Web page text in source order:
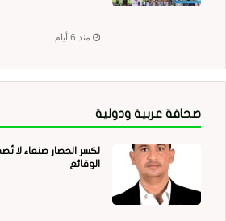
منذ 6 أيام
صحافة عربية ودولية
لكسر الحصار صنعاء لا
الوقائع